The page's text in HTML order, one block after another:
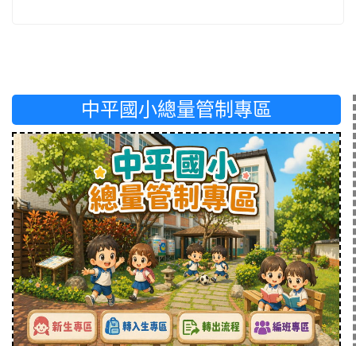
中平國小總量管制專區